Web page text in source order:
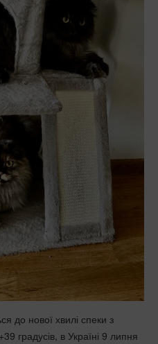
до нової хвилі спеки з
градусів, в Україні 9 липня